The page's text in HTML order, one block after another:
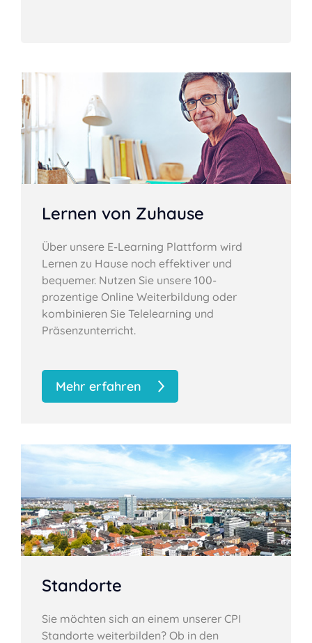
Lernen von Zuhause
Über unsere E-Learning Plattform wird
Lernen zu Hause noch effektiver und
bequemer. Nutzen Sie unsere 100-
prozentige Online Weiterbildung oder
kombinieren Sie Telelearning und
Präsenzunterricht.
Mehr erfahren
Standorte
Sie möchten sich an einem unserer CPI
Standorte weiterbilden? Ob in den